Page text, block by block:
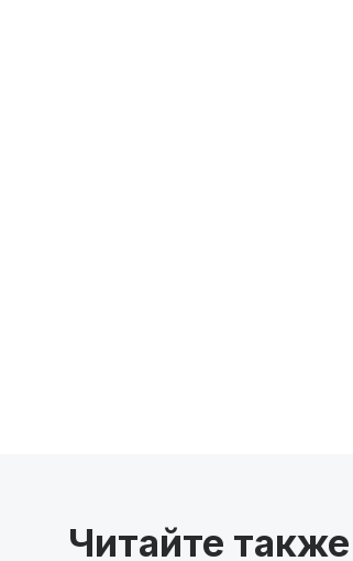
Читайте также